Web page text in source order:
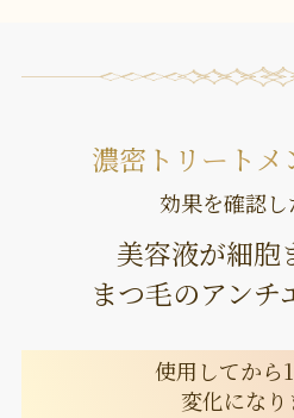
濃密トリートメ
効果を確認
美容液が細胞
まつ毛のアンチ
使用してから
変化になり